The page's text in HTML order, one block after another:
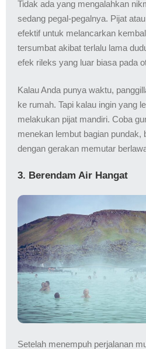
Tidak ada yang mengalahkan
sedang pegal-pegalnya. Pijat
efektif untuk melancarkan
tersumbat akibat terlalu lama
efek rileks yang luar biasa pada
Kalau Anda punya waktu,
ke rumah. Tapi kalau ingin yang
melakukan pijat mandiri. Coba
menekan lembut bagian pundak,
dengan gerakan memutar
3. Berendam Air Hangat
Setelah menempuh perjalanan